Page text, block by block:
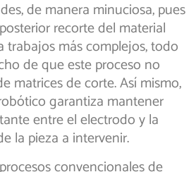
de manera minuciosa, pues
recorte del material
trabajos más complejos, todo
de que este proceso no
matrices de corte. Así mismo,
garantiza mantener
entre el electrodo y la
la pieza a intervenir.
convencionales de